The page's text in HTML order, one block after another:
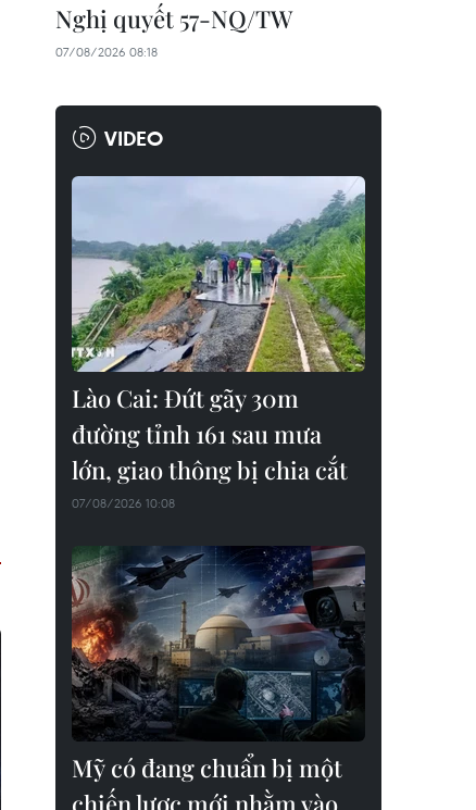
Nghị quyết 57-NQ/TW
07/08/2026 08:18
VIDEO
Lào Cai: Đứt gãy 30m
đường tỉnh 161 sau mưa
lớn, giao thông bị chia cắt
07/08/2026 10:08
Mỹ có đang chuẩn bị một
chiến lược mới nhằm vào